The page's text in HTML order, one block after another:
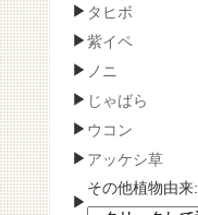
タヒボ
紫イペ
ノニ
じゃばら
ウコン
アッケシ草
その他植物由来: